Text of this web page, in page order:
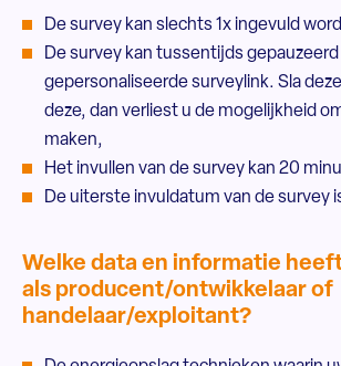
De survey kan slechts 1x ingevuld
De survey kan tussentijds
gepersonaliseerde surveylink. Sla
deze, dan verliest u de mogelijkheid
maken,
Het invullen van de survey kan 20
De uiterste invuldatum van de survey
Welke data en informatie
als producent/ontwikkelaar of
handelaar/exploitant?